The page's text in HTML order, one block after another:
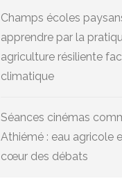
Champs écoles
apprendre par la
agriculture résiliente
climatique
Séances cinémas
Athiémé : eau agricole
cœur des débats